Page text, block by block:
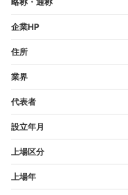
企業HP
住所
業界
代表者
設立年月
上場区分
上場年